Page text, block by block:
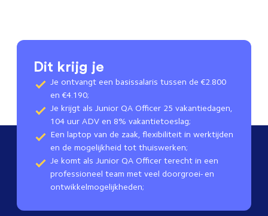
Dit krijg je
Je ontvangt een basissalaris tussen de €2.800
en €4.190;
Je krijgt als Junior QA Officer 25 vakantiedagen,
104 uur ADV en 8% vakantietoeslag;
Een laptop van de zaak, flexibiliteit in werktijden
en de mogelijkheid tot thuiswerken;
Je komt als Junior QA Officer terecht in een
professioneel team met veel doorgroei- en
ontwikkelmogelijkheden;